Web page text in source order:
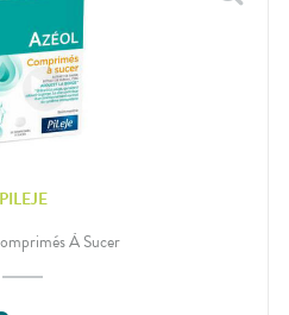
PILEJE
À Sucer